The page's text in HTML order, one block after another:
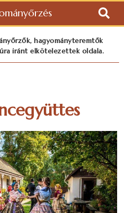
hagyományteremtők
iránt elkötelezettek oldala.